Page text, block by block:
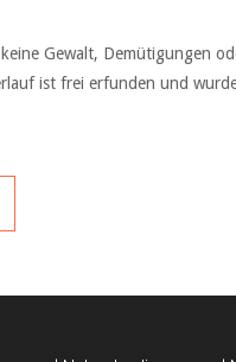
Gewalt, Demütigungen
ist frei erfunden und